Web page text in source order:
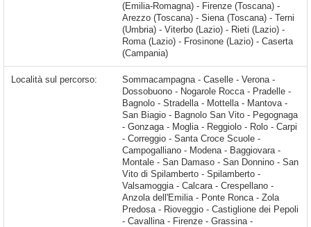
(Emilia-Romagna) - Firenze (Toscana) -
Arezzo (Toscana) - Siena (Toscana) - Terni
(Umbria) - Viterbo (Lazio) - Rieti (Lazio) -
Roma (Lazio) - Frosinone (Lazio) - Caserta
(Campania)
Località sul percorso: Sommacampagna - Caselle - Verona - Dossobuono - Nogarole Rocca - Pradelle - Bagnolo - Stradella - Mottella - Mantova - San Biagio - Bagnolo San Vito - Pegognaga - Gonzaga - Moglia - Reggiolo - Rolo - Carpi - Correggio - Santa Croce Scuole - Campogalliano - Modena - Baggiovara - Montale - San Damaso - San Donnino - San Vito di Spilamberto - Spilamberto - Valsamoggia - Calcara - Crespellano - Anzola dell'Emilia - Ponte Ronca - Zola Predosa - Rioveggio - Castiglione dei Pepoli - Cavallina